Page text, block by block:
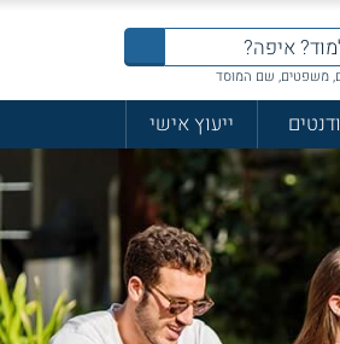
משפטים, שם המוסד
ייעוץ אישי